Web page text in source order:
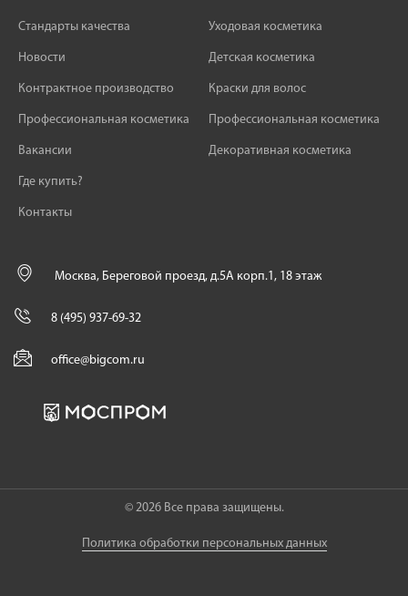
Стандарты качества
Новости
Контрактное производство
Профессиональная косметика
Вакансии
Где купить?
Контакты
Уходовая косметика
Детская косметика
Краски для волос
Профессиональная косметика
Декоративная косметика
Москва, Береговой проезд, д.5А корп.1, 18 этаж
8 (495) 937-69-32
office@bigcom.ru
© 2026 Все права защищены.
Политика обработки персональных данных